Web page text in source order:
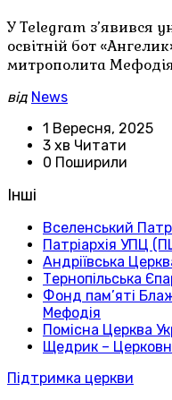
У Telegram з’явився
освітній бот
митрополита
від News
1 Вересня, 2025
3 хв Читати
0 Поширили
Інші
Вселенський
Патріархія УПЦ
Андріївська
Тернопільська
Фонд пам’яті
Мефодія
Помісна Церква
Щедрик –
Підтримка церкви